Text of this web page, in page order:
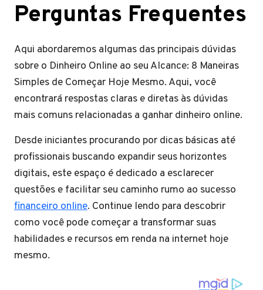
Perguntas Frequentes
Aqui abordaremos algumas das principais dúvidas
sobre o Dinheiro Online ao seu Alcance: 8 Maneiras
Simples de Começar Hoje Mesmo. Aqui, você
encontrará respostas claras e diretas às dúvidas
mais comuns relacionadas a ganhar dinheiro online.
Desde iniciantes procurando por dicas básicas até
profissionais buscando expandir seus horizontes
digitais, este espaço é dedicado a esclarecer
questões e facilitar seu caminho rumo ao sucesso
financeiro online. Continue lendo para descobrir
como você pode começar a transformar suas
habilidades e recursos em renda na internet hoje
mesmo.